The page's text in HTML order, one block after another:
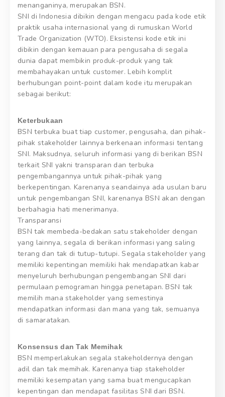
menanganinya, merupakan BSN.
SNI di Indonesia dibikin dengan mengacu pada kode etik
praktik usaha internasional yang di rumuskan World
Trade Organization (WTO). Eksistensi kode etik ini
dibikin dengan kemauan para pengusaha di segala
dunia dapat membikin produk-produk yang tak
membahayakan untuk customer. Lebih komplit
berhubungan point-point dalam kode itu merupakan
sebagai berikut:
Keterbukaan
BSN terbuka buat tiap customer, pengusaha, dan pihak-
pihak stakeholder lainnya berkenaan informasi tentang
SNI. Maksudnya, seluruh informasi yang di berikan BSN
terkait SNI yakni transparan dan terbuka
pengembangannya untuk pihak-pihak yang
berkepentingan. Karenanya seandainya ada usulan baru
untuk pengembangan SNI, karenanya BSN akan dengan
berbahagia hati menerimanya.
Transparansi
BSN tak membeda-bedakan satu stakeholder dengan
yang lainnya, segala di berikan informasi yang saling
terang dan tak di tutup-tutupi. Segala stakeholder yang
memiliki kepentingan memiliki hak mendapatkan kabar
menyeluruh berhubungan pengembangan SNI dari
permulaan pemograman hingga penetapan. BSN tak
memilih mana stakeholder yang semestinya
mendapatkan informasi dan mana yang tak, semuanya
di samaratakan.
Konsensus dan Tak Memihak
BSN memperlakukan segala stakeholdernya dengan
adil dan tak memihak. Karenanya tiap stakeholder
memiliki kesempatan yang sama buat mengucapkan
kepentingan dan mendapat fasilitas SNI dari BSN.